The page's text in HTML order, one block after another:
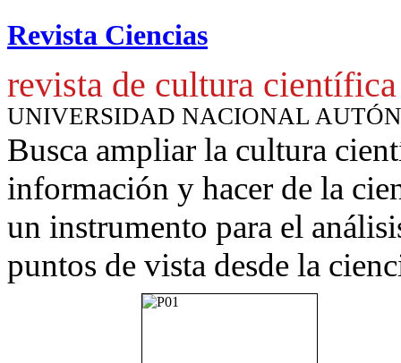
Revista Ciencias
revista de cultura científica
UNIVERSIDAD NACIONAL
Busca ampliar la cultura
información y hacer de la
un instrumento para el
puntos de vista desde la